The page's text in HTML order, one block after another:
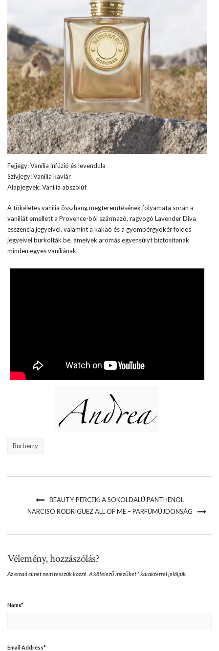
Fejjegy: Vanília infúzió és levendula
Szívjegy: Vanília kaviár
Alapjegyek: Vanília abszolút
A tökéletes vanília összhang megteremtésének folyamata során a
vaníliát emellett a Provence-ból származó, ragyogó Lavender Diva
esszencia jegyeivel, valamint a kakaó és a gyömbérgyökér földes
jegyeivel burkolták be, amelyek aromás egyensúlyt biztosítanak
minden egyes vaníliának.
Burberry
BEAUTY-PERCEK: A SOKOLDALÚ PANTHENOL
NARCISO RODRIGUEZ ALL OF ME – PARFÜMÚJDONSÁG
Vélemény, hozzászólás?
Az email címet nem tesszük közzé. A kötelező mezőket *karakterrel jelöljük.
Name*
Email Address*